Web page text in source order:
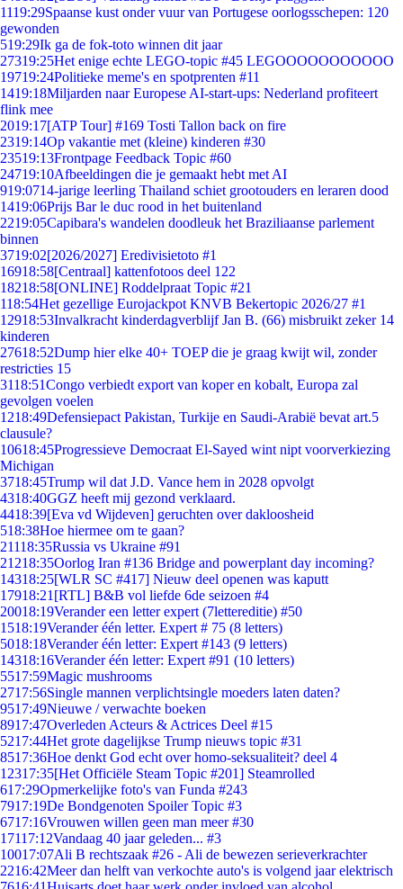
1119:29Spaanse kust onder vuur van Portugese oorlogsschepen: 120
gewonden
519:29Ik ga de fok-toto winnen dit jaar
27319:25Het enige echte LEGO-topic #45 LEGOOOOOOOOOOO
19719:24Politieke meme's en spotprenten #11
1419:18Miljarden naar Europese AI-start-ups: Nederland profiteert
flink mee
2019:17[ATP Tour] #169 Tosti Tallon back on fire
2319:14Op vakantie met (kleine) kinderen #30
23519:13Frontpage Feedback Topic #60
24719:10Afbeeldingen die je gemaakt hebt met AI
919:0714-jarige leerling Thailand schiet grootouders en leraren dood
1419:06Prijs Bar le duc rood in het buitenland
2219:05Capibara's wandelen doodleuk het Braziliaanse parlement
binnen
3719:02[2026/2027] Eredivisietoto #1
16918:58[Centraal] kattenfotoos deel 122
18218:58[ONLINE] Roddelpraat Topic #21
118:54Het gezellige Eurojackpot KNVB Bekertopic 2026/27 #1
12918:53Invalkracht kinderdagverblijf Jan B. (66) misbruikt zeker 14
kinderen
27618:52Dump hier elke 40+ TOEP die je graag kwijt wil, zonder
restricties 15
3118:51Congo verbiedt export van koper en kobalt, Europa zal
gevolgen voelen
1218:49Defensiepact Pakistan, Turkije en Saudi-Arabië bevat art.5
clausule?
10618:45Progressieve Democraat El-Sayed wint nipt voorverkiezing
Michigan
3718:45Trump wil dat J.D. Vance hem in 2028 opvolgt
4318:40GGZ heeft mij gezond verklaard.
4418:39[Eva vd Wijdeven] geruchten over dakloosheid
518:38Hoe hiermee om te gaan?
21118:35Russia vs Ukraine #91
21218:35Oorlog Iran #136 Bridge and powerplant day incoming?
14318:25[WLR SC #417] Nieuw deel openen was kaputt
17918:21 [RTL] B&B vol liefde 6de seizoen #4
20018:19Verander een letter expert (7lettereditie) #50
1518:19Verander één letter. Expert # 75 (8 letters)
5018:18Verander één letter: Expert #143 (9 letters)
14318:16Verander één letter: Expert #91 (10 letters)
5517:59Magic mushrooms
2717:56Single mannen verplichtsingle moeders laten daten?
9517:49Nieuwe / verwachte boeken
8917:47Overleden Acteurs & Actrices Deel #15
5217:44Het grote dagelijkse Trump nieuws topic #31
8517:36Hoe denkt God echt over homo-seksualiteit? deel 4
12317:35[Het Officiële Steam Topic #201] Steamrolled
617:29Opmerkelijke foto's van Funda #243
7917:19De Bondgenoten Spoiler Topic #3
6717:16Vrouwen willen geen man meer #30
17117:12Vandaag 40 jaar geleden... #3
10017:07Ali B rechtszaak #26 - Ali de bewezen serieverkrachter
2216:42Meer dan helft van verkochte auto's is volgend jaar elektrisch